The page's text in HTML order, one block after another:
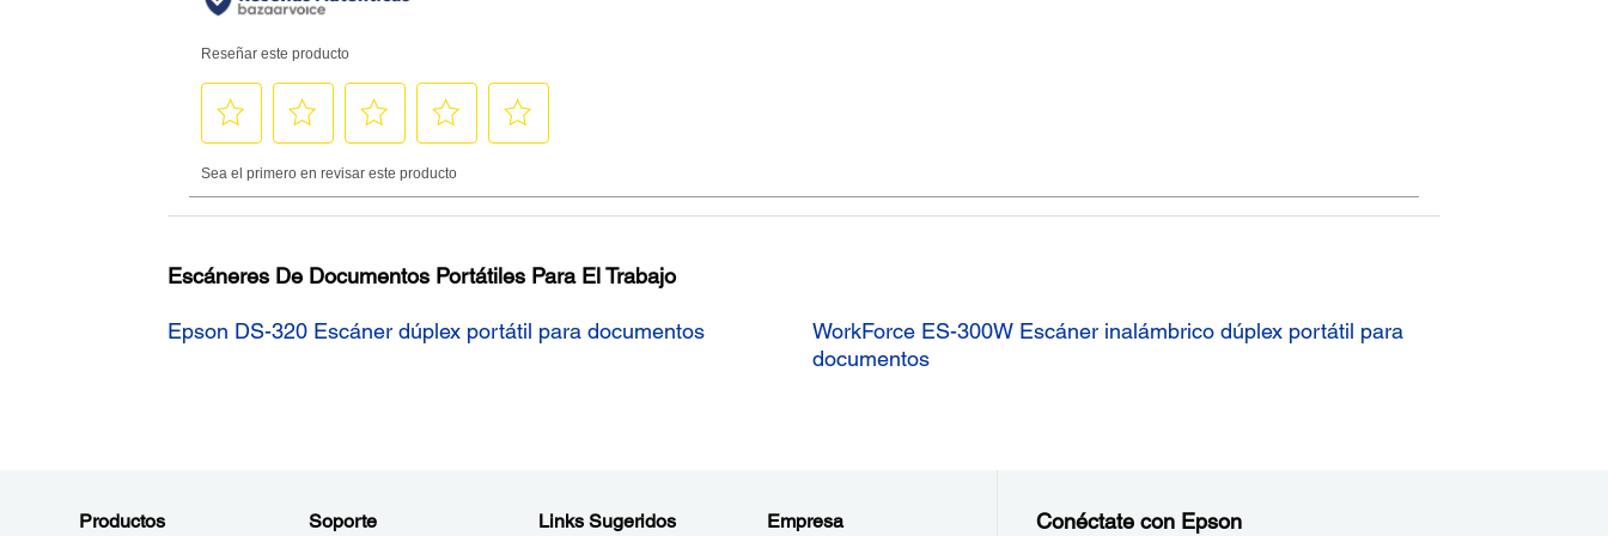
Escáneres De Documentos Portátiles Para El Trabajo
Epson DS-320 Escáner dúplex portátil para documentos
WorkForce ES-300W Escáner inalámbrico dúplex portátil para
documentos
Productos Soporte Links Sugeridos Empresa Conéctate con Epson